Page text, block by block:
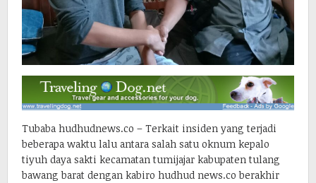
Tubaba hudhudnews.co – Terkait insiden yang terjadi
beberapa waktu lalu antara salah satu oknum kepalo
tiyuh daya sakti kecamatan tumijajar kabupaten tulang
bawang barat dengan kabiro hudhud news.co berakhir